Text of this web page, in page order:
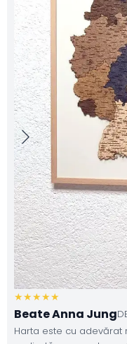
Beate Anna Jung
Harta este cu